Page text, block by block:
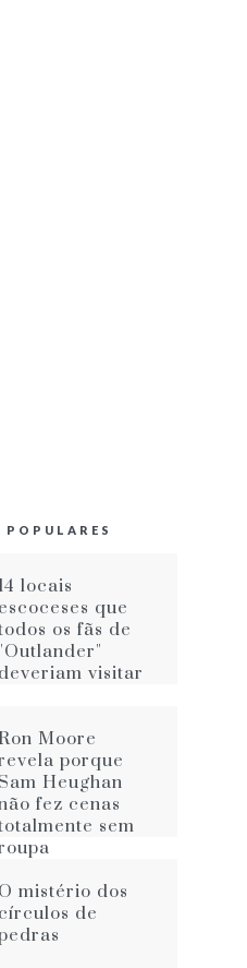
POPULARES
14 locais
escoceses que
os fãs de
"Outlander"
deveriam visitar
Moore
porque
Sam Heughan
fez cenas
sem
O mistério dos
círculos de